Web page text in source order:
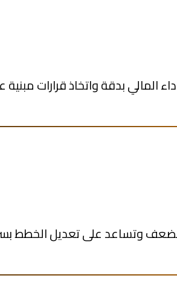
المالي بدقة واتخاذ قرارات مبنية
وتساعد على تعديل الخطط